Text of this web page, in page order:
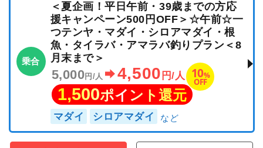
乗合
＜夏企画！平日午前・39歳までの方応
援キャンペーン500円OFF＞☆午前☆一
つテンヤ・マダイ・シロアマダイ・根
魚・タイラバ・アマラバ釣りプラン＜8
月末まで＞
5,000 円/人 4,500 円/人 10%
OFF
1,500ポイント還元
マダイ シロアマダイ